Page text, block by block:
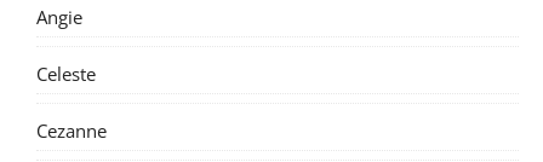
Angie
Celeste
Cezanne